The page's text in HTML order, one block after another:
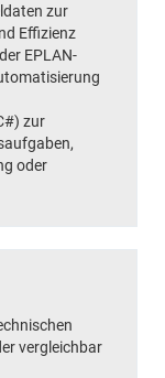
zur
Effizienz
EPLAN-
zur
oder
vergleichbar